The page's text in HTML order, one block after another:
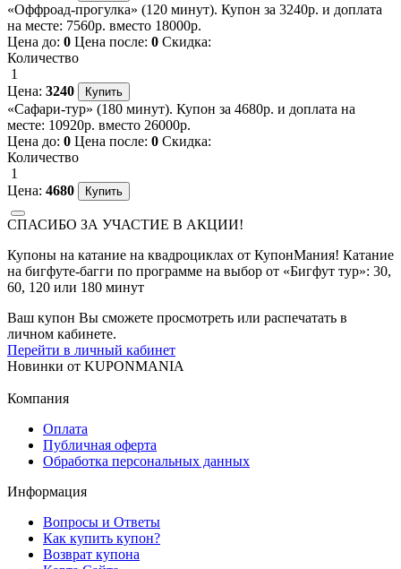
«Оффроад-прогулка» (120 минут). Купон за 3240р. и доплата
на месте: 7560р. вместо 18000р.
Цена до: 0 Цена после: 0 Скидка:
Количество
1
Цена: 3240
«Сафари-тур» (180 минут). Купон за 4680р. и доплата на
месте: 10920р. вместо 26000р.
Цена до: 0 Цена после: 0 Скидка:
Количество
1
Цена: 4680
СПАСИБО ЗА УЧАСТИЕ В АКЦИИ!
Купоны на катание на квадроциклах от КупонМания! Катание
на бигфуте-багги по программе на выбор от «Бигфут тур»: 30,
60, 120 или 180 минут
Ваш купон Вы сможете просмотреть или распечатать в
личном кабинете.
Перейти в личный кабинет
Новинки от KUPONMANIA
Компания
Оплата
Публичная оферта
Обработка персональных данных
Информация
Вопросы и Ответы
Как купить купон?
Возврат купона